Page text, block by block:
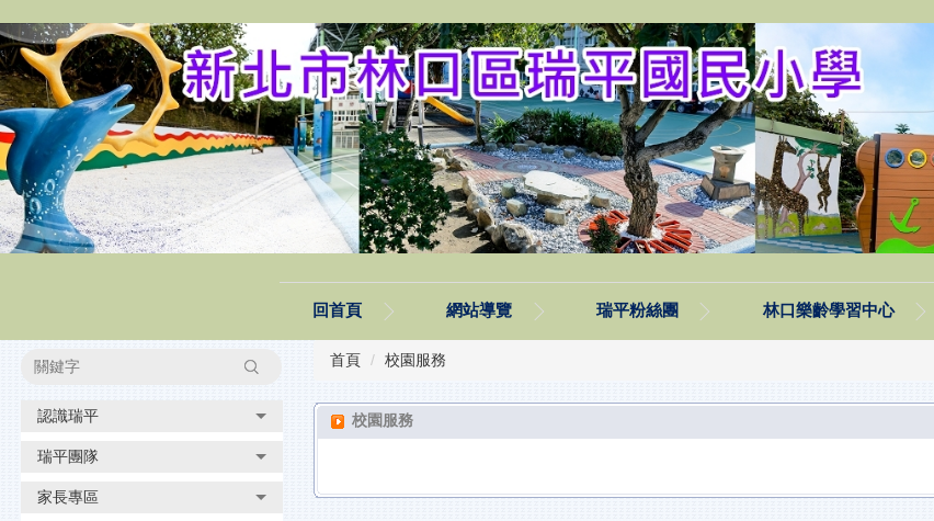
到
主
要
內
容
區
塊
回首頁 網站導覽 瑞平粉絲團 林口樂齡學習中心
搜尋
認識瑞平
瑞平團隊
家長專區
首頁 校園服務
校園服務